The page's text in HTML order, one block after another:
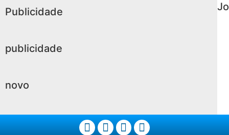
Publicidade
publicidade
novo
Jo